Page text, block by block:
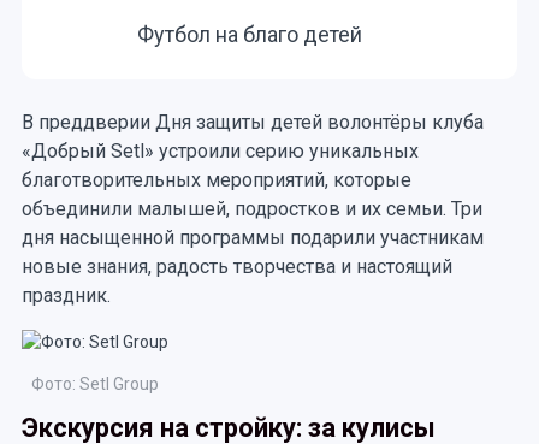
Футбол на благо детей
В преддверии Дня защиты детей волонтёры клуба
«Добрый Setl» устроили серию уникальных
благотворительных мероприятий, которые
объединили малышей, подростков и их семьи. Три
дня насыщенной программы подарили участникам
новые знания, радость творчества и настоящий
праздник.
Фото: Setl Group
Экскурсия на стройку: за кулисы